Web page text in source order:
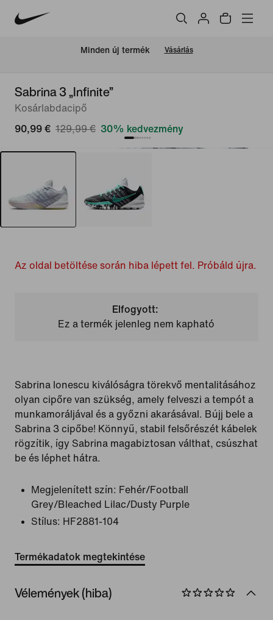
Minden új termék Vásárlás
Sabrina 3 „Infinite”
Kosárlabdacipő
90,99 € 129,99 € 30% kedvezmény
Az oldal betöltése során hiba lépett fel. Próbáld újra.
Elfogyott:
Ez a termék jelenleg nem kapható
Sabrina Ionescu kiválóságra törekvő mentalitásához
olyan cipőre van szükség, amely felveszi a tempót a
munkamoráljával és a győzni akarásával. Bújj bele a
Sabrina 3 cipőbe! Könnyű, stabil felsőrészét kábelek
rögzítik, így Sabrina magabiztosan válthat, csúszhat
be és léphet hátra.
Megjelenített szín: Fehér/Football
Grey/Bleached Lilac/Dusty Purple
Stílus: HF2881-104
Termékadatok megtekintése
Vélemények (hiba)